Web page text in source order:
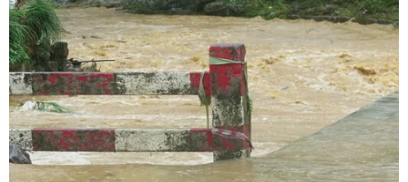
03/08/2026 15:59
Làn sóng người Israel di cư ra nước
ngoài vẫn ở mức kỷ lục
03/08/2026 11:32